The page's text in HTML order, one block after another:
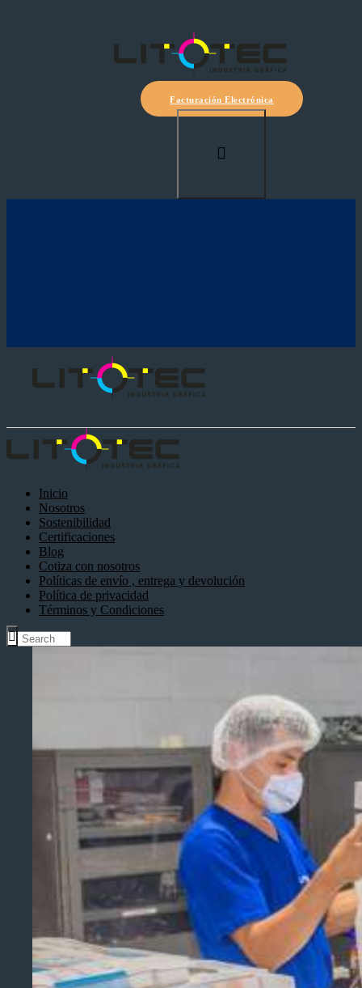
Facturación Electrónica
Inicio
Nosotros
Sostenibilidad
Certificaciones
Blog
Cotiza con nosotros
Políticas de envío , entrega y devolución
Política de privacidad
Términos y Condiciones